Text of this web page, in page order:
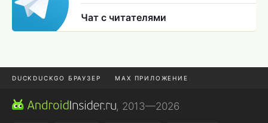
Чат с читателями
DUCKDUCKGO БРАУЗЕР MAX ПРИЛОЖЕНИЕ
ПРИЛОЖЕНИЯ ANDROID
, 2013—2026